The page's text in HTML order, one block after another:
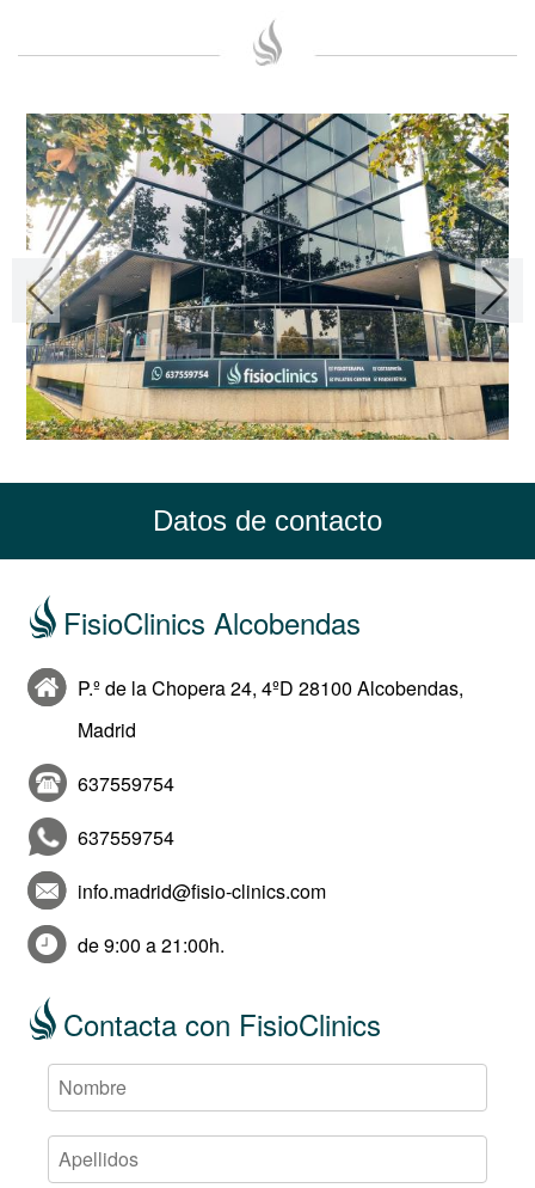
Datos de contacto
FisioClinics Alcobendas
P.º de la Chopera 24, 4ºD 28100 Alcobendas,
Madrid
637559754
637559754
info.madrid@fisio-clinics.com
de 9:00 a 21:00h.
Contacta con FisioClinics